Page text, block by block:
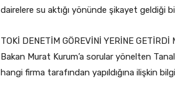
dairelere su aktığı yönünde şikayet geldiği
TOKİ DENETİM GÖREVİNİ YERİNE GETİRDİ
Bakan Murat Kurum’a sorular yönelten
hangi firma tarafından yapıldığına ilişkin